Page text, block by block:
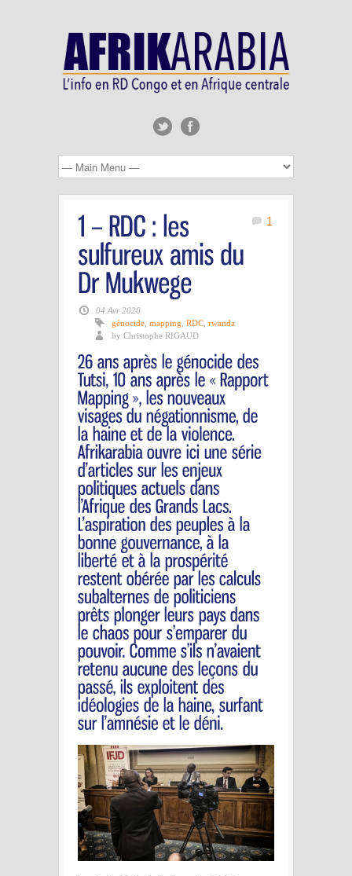
1
04 Avr 2020
génocide mapping RDC rwanda
by Christophe RIGAUD